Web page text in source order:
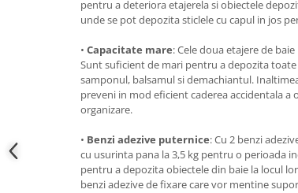
pentru a deteriora etajerela si obiectele
unde se pot depozita sticlele cu capul in jos
• Capacitate mare: Cele doua etajere de
Sunt suficient de mari pentru a depozita
samponul, balsamul si demachiantul.
preveni in mod eficient caderea accidentala
organizare.
• Benzi adezive puternice: Cu 2 benzi
cu usurinta pana la 3,5 kg pentru o perioada
pentru a depozita obiectele din baie la locul
benzi adezive de fixare care vor mentine